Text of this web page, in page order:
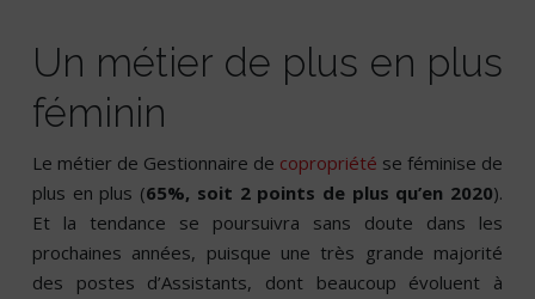
Un métier de plus en plus
féminin
Le métier de Gestionnaire de copropriété se féminise de
plus en plus (65%, soit 2 points de plus qu’en 2020).
Et la tendance se poursuivra sans doute dans les
prochaines années, puisque une très grande majorité
des postes d’Assistants, dont beaucoup évoluent à